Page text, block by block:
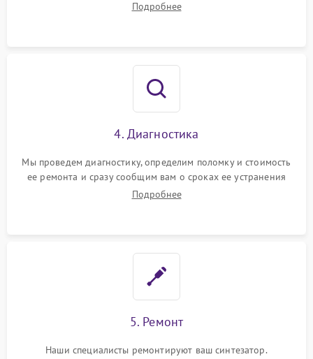
Подробнее
4. Диагностика
Мы проведем диагностику, определим поломку и стоимость
ее ремонта и сразу сообщим вам о сроках ее устранения
Подробнее
5. Ремонт
Наши специалисты ремонтируют ваш синтезатор.